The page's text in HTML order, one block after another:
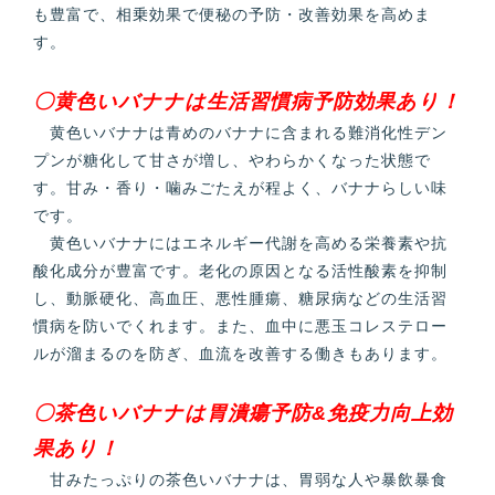
も豊富で、相乗効果で便秘の予防・改善効果を高めま
す。
〇黄色いバナナは生活習慣病予防効果あり！
黄色いバナナは青めのバナナに含まれる難消化性デン
プンが糖化して甘さが増し、やわらかくなった状態で
す。甘み・香り・噛みごたえが程よく、バナナらしい味
です。
黄色いバナナにはエネルギー代謝を高める栄養素や抗
酸化成分が豊富です。老化の原因となる活性酸素を抑制
し、動脈硬化、高血圧、悪性腫瘍、糖尿病などの生活習
慣病を防いでくれます。また、血中に悪玉コレステロー
ルが溜まるのを防ぎ、血流を改善する働きもあります。
〇茶色いバナナは胃潰瘍予防&免疫力向上効
果あり！
甘みたっぷりの茶色いバナナは、胃弱な人や暴飲暴食